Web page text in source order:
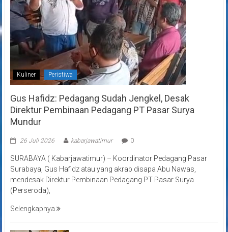
Kuliner Peristiwa
Gus Hafidz: Pedagang Sudah Jengkel, Desak
Direktur Pembinaan Pedagang PT Pasar Surya
Mundur
26 Juli 2026 kabarjawatimur 0
SURABAYA ( Kabarjawatimur) – Koordinator Pedagang Pasar
Surabaya, Gus Hafidz atau yang akrab disapa Abu Nawas,
mendesak Direktur Pembinaan Pedagang PT Pasar Surya
(Perseroda),
Selengkapnya